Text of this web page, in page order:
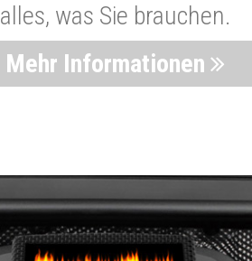
alles, was Sie brauchen.
Mehr Informationen